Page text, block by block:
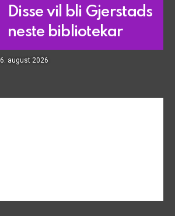
Disse vil bli Gjerstads
neste bibliotekar
6. august 2026